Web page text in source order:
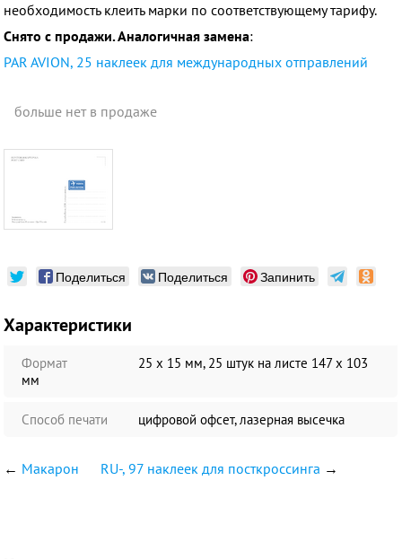
необходимость клеить марки по соответствующему тарифу.
Снято с продажи. Аналогичная замена:
PAR AVION, 25 наклеек для международных отправлений
больше нет в продаже
Поделиться Поделиться Запинить
Характеристики
Формат
25 x 15 мм, 25 штук на листе 147 х 103
мм
Способ печати цифровой офсет, лазерная высечка
← Макарон RU-, 97 наклеек для посткроссинга →